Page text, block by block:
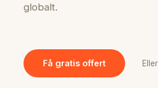
globalt.
Få gratis offert